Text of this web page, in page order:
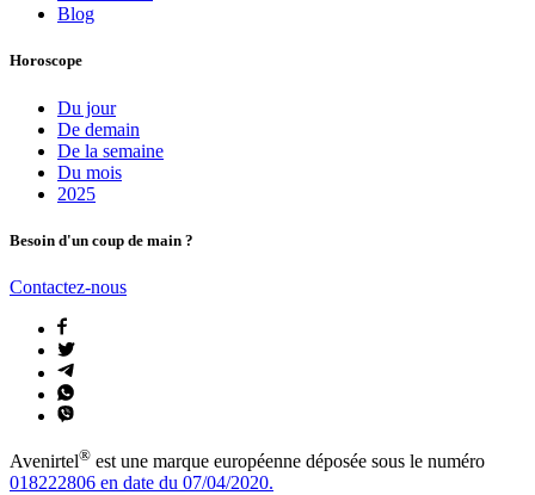
Blog
Horoscope
Du jour
De demain
De la semaine
Du mois
2025
Besoin d'un coup de main ?
Contactez-nous
Avenirtel® est une marque européenne déposée sous le numéro
018222806 en date du 07/04/2020.